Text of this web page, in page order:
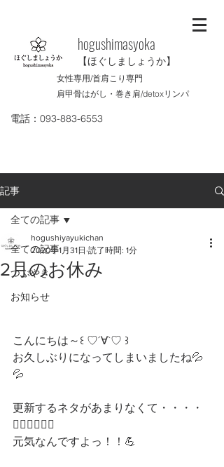
​hogushimasyoka
【ほぐしましょうか】
女性専用/首肩こり専門
肩甲骨はがし・巻き肩/detoxリンパ
電話：093-883-6553
記事
全ての記事
つぶやき
お知らせ
全ての記事
2月のお休み
hogushiyayukichan
2020年1月31日 読了時間: 1分
こんにちは～꒰ ♡´∀`♡ ꒱
お久しぶりになってしまいましたね💦
💦
更新するネタがあまりなくて・・・・
🤷‍♀️🤷‍♀️🤷‍♀️
元気なんですよっ！！💪